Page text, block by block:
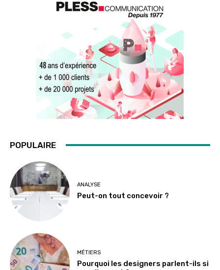
POPULAIRE
ANALYSE
Peut-on tout concevoir ?
MÉTIERS
Pourquoi les designers parlent-ils si